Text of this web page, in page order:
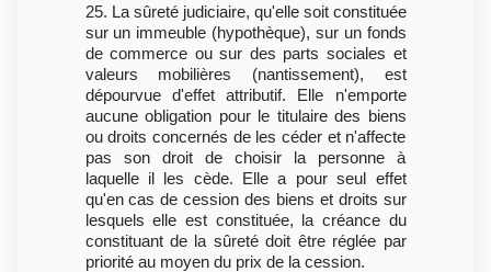
25. La sûreté judiciaire, qu'elle soit constituée
sur un immeuble (hypothèque), sur un fonds
de commerce ou sur des parts sociales et
valeurs mobilières (nantissement), est
dépourvue d'effet attributif. Elle n'emporte
aucune obligation pour le titulaire des biens
ou droits concernés de les céder et n'affecte
pas son droit de choisir la personne à
laquelle il les cède. Elle a pour seul effet
qu'en cas de cession des biens et droits sur
lesquels elle est constituée, la créance du
constituant de la sûreté doit être réglée par
priorité au moyen du prix de la cession.